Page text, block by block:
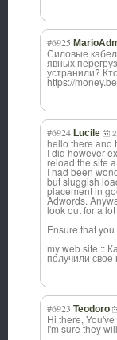
#6925
Силовые
явных
устранили?
https://
#6924 Lucile
hello there and
I did however
reload the site
I had been
but sluggish
placement in
Adwords.
look out for a
Ensure that
my web site ::
получили
#6923 Teodoro
Hi there,
I'm sure they